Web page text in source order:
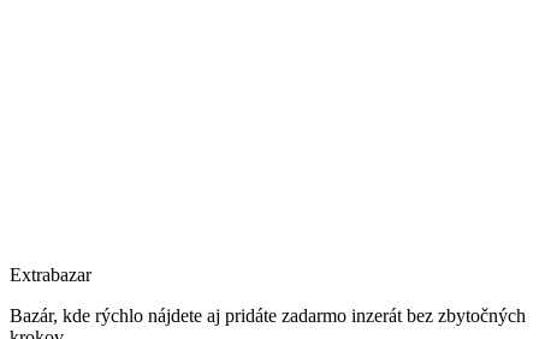
Extrabazar
Bazár, kde rýchlo nájdete aj pridáte zadarmo inzerát bez zbytočných